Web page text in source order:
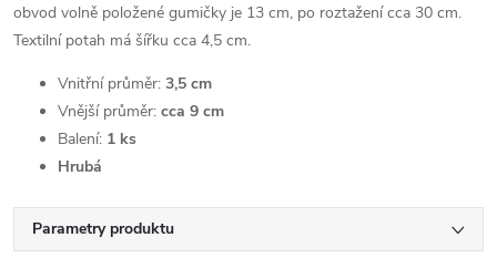
obvod volně položené gumičky je 13 cm, po roztažení cca 30 cm.
Textilní potah má šířku cca 4,5 cm.
Vnitřní průměr: 3,5 cm
Vnější průměr: cca 9 cm
Balení: 1 ks
Hrubá
Parametry produktu